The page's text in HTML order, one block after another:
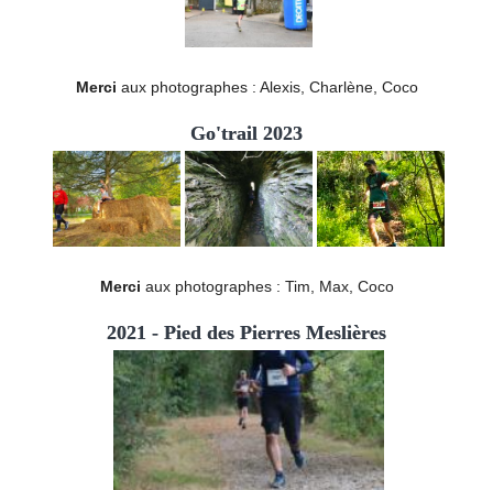
Merci aux photographes : Alexis, Charlène, Coco
Go'trail 2023
Merci aux photographes : Tim, Max, Coco
2021 - Pied des Pierres Meslières